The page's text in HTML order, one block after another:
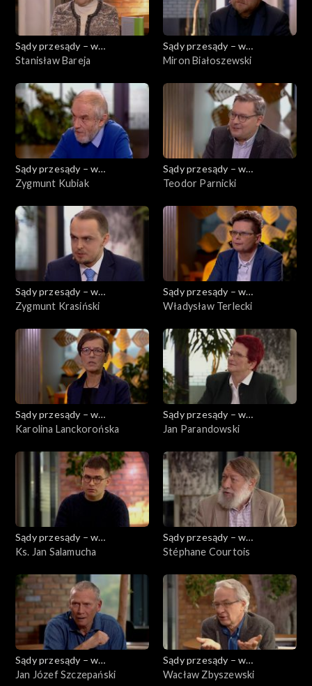
Sądy przesądy – w
powiększeniu
Stanisław Bareja
Sądy przesądy – w
powiększeniu
Miron Białoszewski
Sądy przesądy – w
powiększeniu
Zygmunt Kubiak
Sądy przesądy – w
powiększeniu
Teodor Parnicki
Sądy przesądy – w
powiększeniu
Zygmunt Krasiński
Sądy przesądy – w
powiększeniu
Władysław Terlecki
Sądy przesądy – w
powiększeniu
Karolina Lanckorońska
Sądy przesądy – w
powiększeniu
Jan Parandowski
Sądy przesądy – w
powiększeniu
Ks. Jan Salamucha
Sądy przesądy – w
powiększeniu
Stéphane Courtois
Sądy przesądy – w
powiększeniu
Jan Józef Szczepański
Sądy przesądy – w
powiększeniu
Wacław Zbyszewski